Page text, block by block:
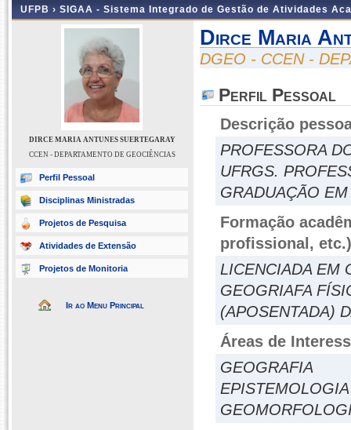
UFPB › SIGAA - Sistema Integrado de Gestão de Atividades
DIRCE MARIA ANTUNES SUERTEGARAY
CCEN - DEPARTAMENTO DE GEOCIÊNCIAS
Perfil Pessoal
Disciplinas Ministradas
Projetos de Pesquisa
Atividades de Extensão
Projetos de Monitoria
Ir ao Menu Principal
Dirce Maria
DGEO - CCEN -
Perfil Pessoal
Descrição
PROFESSORA
UFRGS.
GRADUAÇÃO
Formação
profissional, etc.)
LICENCIADA EM
GEOGRIAFA
(APOSENTADA)
Áreas de
GEOGRAFIA